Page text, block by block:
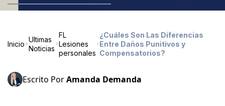
Inicio
Ultimas
Noticias
FL
Lesiones
personales
¿Cuáles Son Las Diferencias
Entre Daños Punitivos y
Compensatorios?
Escrito PorAmanda Demanda